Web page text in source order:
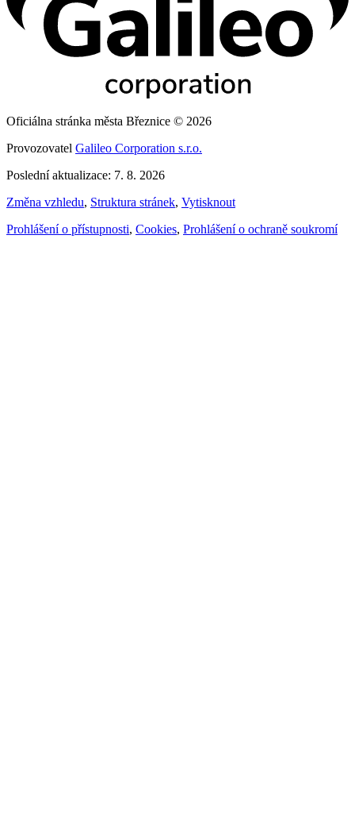
Oficiálna stránka města Březnice © 2026
Provozovatel Galileo Corporation s.r.o.
Poslední aktualizace: 7. 8. 2026
Změna vzhledu, Struktura stránek, Vytisknout
Prohlášení o přístupnosti, Cookies, Prohlášení o ochraně soukromí